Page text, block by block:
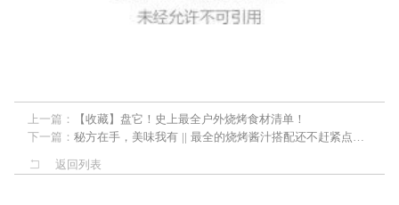
上一篇：
【收藏】盘它！史上最全户外烧烤食材清单！
下一篇： 秘方在手，美味我有 || 最全的烧烤酱汁搭配还不赶紧点进来！
返回列表